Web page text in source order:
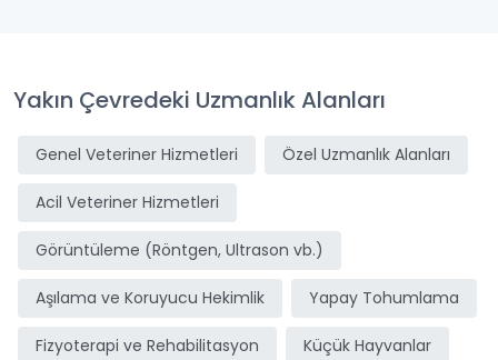
Yakın Çevredeki Uzmanlık Alanları
Genel Veteriner Hizmetleri Özel Uzmanlık Alanları
Acil Veteriner Hizmetleri
Görüntüleme (Röntgen, Ultrason vb.)
Aşılama ve Koruyucu Hekimlik Yapay Tohumlama
Fizyoterapi ve Rehabilitasyon Küçük Hayvanlar